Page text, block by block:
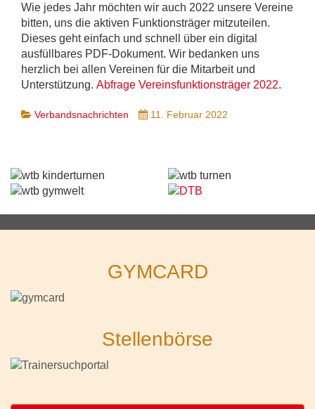
Wie jedes Jahr möchten wir auch 2022 unsere Vereine
bitten, uns die aktiven Funktionsträger mitzuteilen.
Dieses geht einfach und schnell über ein digital
ausfüllbares PDF-Dokument. Wir bedanken uns
herzlich bei allen Vereinen für die Mitarbeit und
Unterstützung. Abfrage Vereinsfunktionsträger 2022.
Verbandsnachrichten 11. Februar 2022
GYMCARD
Stellenbörse